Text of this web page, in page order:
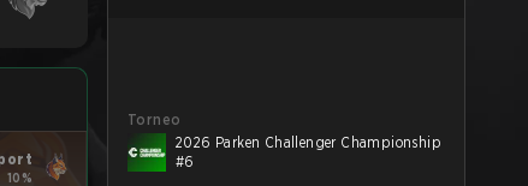
10%
Torneo
2026 Parken Challenger Championship
#6